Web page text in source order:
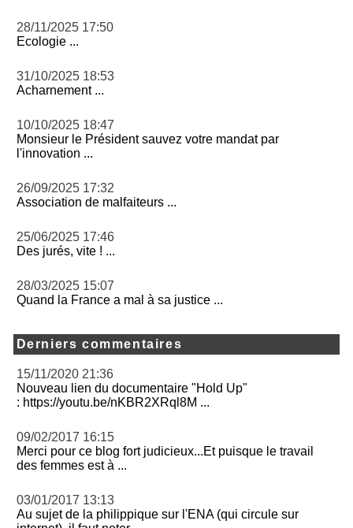
28/11/2025 17:50
Ecologie ...
31/10/2025 18:53
Acharnement ...
10/10/2025 18:47
Monsieur le Président sauvez votre mandat par
l'innovation ...
26/09/2025 17:32
Association de malfaiteurs ...
25/06/2025 17:46
Des jurés, vite ! ...
28/03/2025 15:07
Quand la France a mal à sa justice ...
Derniers commentaires
15/11/2020 21:36
Nouveau lien du documentaire "Hold Up"
: https://youtu.be/nKBR2XRql8M ...
09/02/2017 16:15
Merci pour ce blog fort judicieux...Et puisque le travail
des femmes est à ...
03/01/2017 13:13
Au sujet de la philippique sur l'ENA (qui circule sur